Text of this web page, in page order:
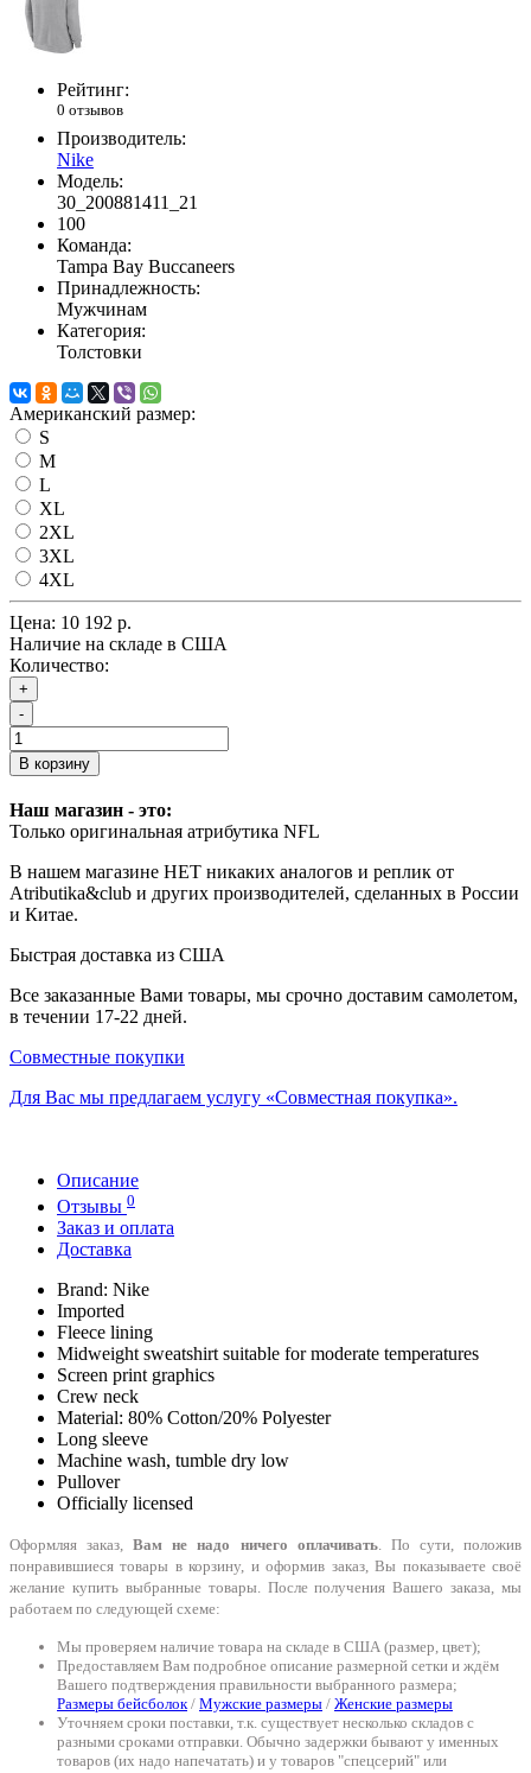
Рейтинг:
0 отзывов
Производитель:
Nike
Модель:
30_200881411_21
100
Команда:
Tampa Bay Buccaneers
Принадлежность:
Мужчинам
Категория:
Толстовки
Американский размер:
S
M
L
XL
2XL
3XL
4XL
Цена: 10 192 р.
Наличие на складе в США
Количество:
+
-
В корзину
Наш магазин - это:
Только оригинальная атрибутика NFL
В нашем магазине НЕТ никаких аналогов и реплик от
Atributika&club и других производителей, сделанных в России
и Китае.
Быстрая доставка из США
Все заказанные Вами товары, мы срочно доставим самолетом,
в течении 17-22 дней.
Совместные покупки
Для Вас мы предлагаем услугу «Совместная покупка».
Описание
Отзывы 0
Заказ и оплата
Доставка
Brand: Nike
Imported
Fleece lining
Midweight sweatshirt suitable for moderate temperatures
Screen print graphics
Crew neck
Material: 80% Cotton/20% Polyester
Long sleeve
Machine wash, tumble dry low
Pullover
Officially licensed
Оформляя заказ,Вам не надо ничего оплачивать. По сути, положив
понравившиеся товары в корзину, и оформив заказ, Вы показываете своё
желание купить выбранные товары. После получения Вашего заказа, мы
работаем по следующей схеме:
Мы проверяем наличие товара на складе в США (размер, цвет);
Предоставляем Вам подробное описание размерной сетки и ждём
Вашего подтверждения правильности выбранного размера;
Размеры бейсболок/ Мужские размеры / Женские размеры
Уточняем сроки поставки, т.к. существует несколько складов с
разными сроками отправки. Обычно задержки бывают у именных
товаров (их надо напечатать) и у товаров "спецсерий" или